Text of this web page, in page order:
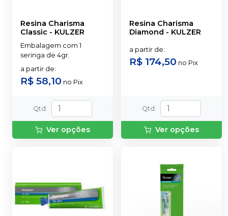
Resina Charisma
Classic - KULZER
Embalagem com 1
seringa de 4gr.
a partir de:
R$ 58,10 no Pix
Qtd :
Ver opções
Resina Charisma
Diamond - KULZER
a partir de:
R$ 174,50 no Pix
Qtd :
Ver opções